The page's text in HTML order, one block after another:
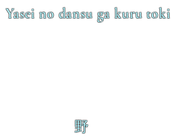
Yasei no dansu ga kuru toki
野